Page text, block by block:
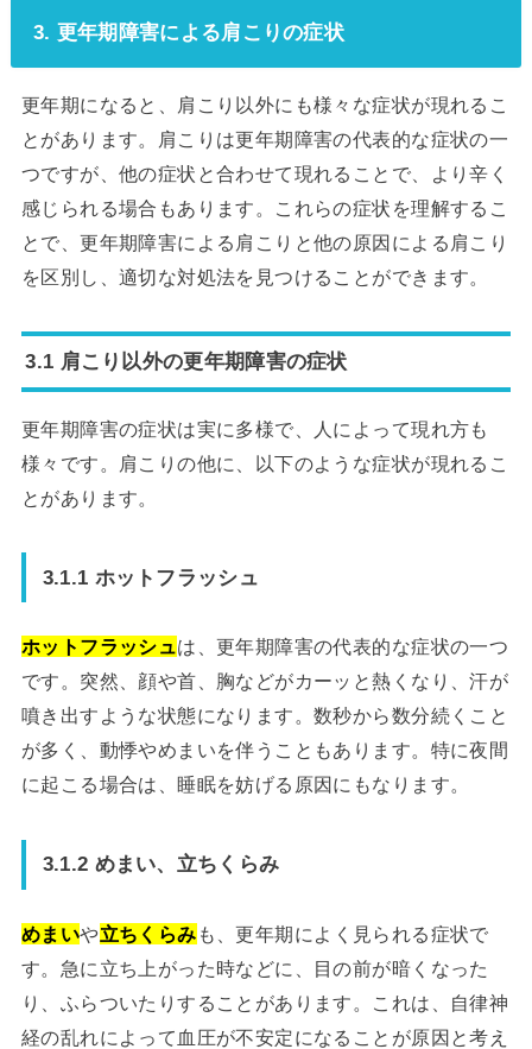
3. 更年期障害による肩こりの症状
更年期になると、肩こり以外にも様々な症状が現れるこ
とがあります。肩こりは更年期障害の代表的な症状の一
つですが、他の症状と合わせて現れることで、より辛く
感じられる場合もあります。これらの症状を理解するこ
とで、更年期障害による肩こりと他の原因による肩こり
を区別し、適切な対処法を見つけることができます。
3.1 肩こり以外の更年期障害の症状
更年期障害の症状は実に多様で、人によって現れ方も
様々です。肩こりの他に、以下のような症状が現れるこ
とがあります。
3.1.1 ホットフラッシュ
ホットフラッシュは、更年期障害の代表的な症状の一つ
です。突然、顔や首、胸などがカーッと熱くなり、汗が
噴き出すような状態になります。数秒から数分続くこと
が多く、動悸やめまいを伴うこともあります。特に夜間
に起こる場合は、睡眠を妨げる原因にもなります。
3.1.2 めまい、立ちくらみ
めまいや立ちくらみ も、更年期によく見られる症状で
す。急に立ち上がった時などに、目の前が暗くなった
り、ふらついたりすることがあります。これは、自律神
経の乱れによって血圧が不安定になることが原因と考え